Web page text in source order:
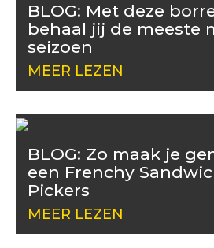
BLOG: Met deze
behaal jij de meeste
seizoen
MEER LEZEN
BLOG: Zo maak je
een Frenchy
Pickers
MEER LEZEN